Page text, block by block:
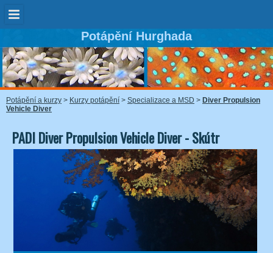
Potápění Hurghada
Potápění a kurzy > Kurzy potápění > Specializace a MSD > Diver Propulsion
Vehicle Diver
PADI Diver Propulsion Vehicle Diver - Skútr